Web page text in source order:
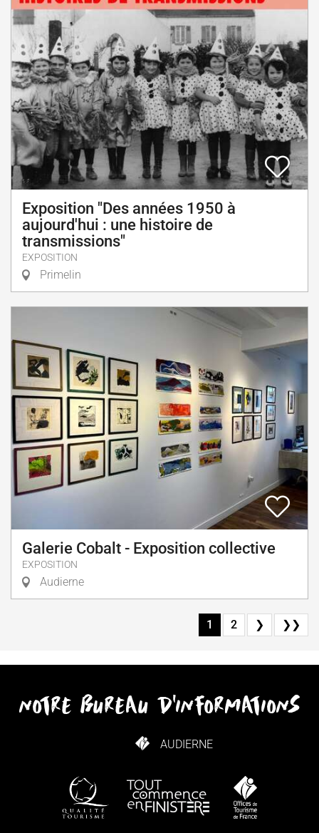
Exposition "Des années 1950 à
aujourd'hui : une histoire de
transmissions"
EXPOSITION
Primelin
Galerie Cobalt - Exposition collective
EXPOSITION
Audierne
1 2 ❯ ❯❯
notre bureau d'informations
AUDIERNE
COMMENT VENIR ?